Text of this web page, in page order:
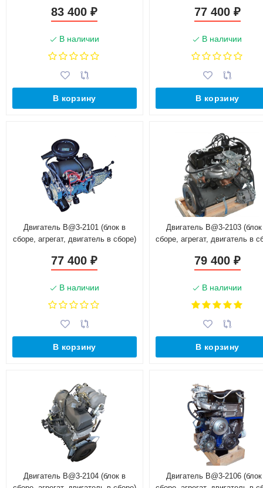
83 400₽
В наличии
В корзину
77 400 ₽
В наличии
В корзину
Двигатель B@3-2101 (блок в
сборе, агрегат, двигатель в сборе)
77 400₽
В наличии
В корзину
Двигатель B@3-2103
сборе, агрегат, двигатель в
79 400 ₽
В наличии
В корзину
Двигатель B@3-2104 (блок в
Двигатель B@3-2106